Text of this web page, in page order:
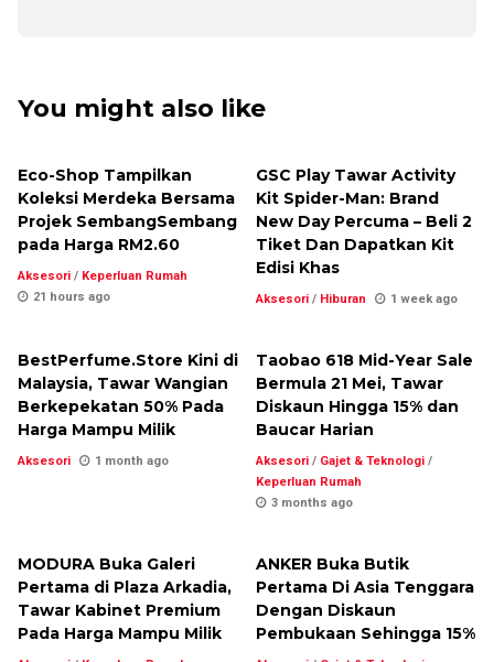
You might also like
Eco-Shop Tampilkan
Koleksi Merdeka Bersama
Projek SembangSembang
pada Harga RM2.60
Aksesori / Keperluan Rumah
21 hours ago
GSC Play Tawar Activity
Kit Spider-Man: Brand
New Day Percuma – Beli 2
Tiket Dan Dapatkan Kit
Edisi Khas
Aksesori / Hiburan 1 week ago
BestPerfume.Store Kini di
Malaysia, Tawar Wangian
Berkepekatan 50% Pada
Harga Mampu Milik
Aksesori 1 month ago
Taobao 618 Mid-Year Sale
Bermula 21 Mei, Tawar
Diskaun Hingga 15% dan
Baucar Harian
Aksesori / Gajet & Teknologi /
Keperluan Rumah
3 months ago
MODURA Buka Galeri
Pertama di Plaza Arkadia,
Tawar Kabinet Premium
Pada Harga Mampu Milik
ANKER Buka Butik
Pertama Di Asia Tenggara
Dengan Diskaun
Pembukaan Sehingga 15%